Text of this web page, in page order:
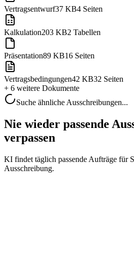
Vertragsentwurf37 KB4 Seiten
Kalkulation203 KB2 Tabellen
Präsentation89 KB16 Seiten
Vertragsbedingungen42 KB32 Seiten
+ 6 weitere Dokumente
Suche ähnliche Ausschreibungen...
Nie wieder passende
verpassen
KI findet täglich passende Aufträge für
Ausschreibung.